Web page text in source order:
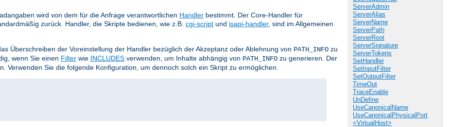
ServerAdmin
ServerAlias
ServerName
ServerPath
ServerRoot
ServerSignature
ServerTokens
SetHandler
SetInputFilter
SetOutputFilter
TimeOut
TraceEnable
UnDefine
UseCanonicalName
UseCanonicalPhysicalPort
<VirtualHost>
wird von dem für die Anfrage verantwortlichen Handler bestimmt. Der Core-Handler für
zurück. Handler, die Skripte bedienen, wie z.B. cgi-script und isapi-handler, sind im Allgemeinen
Überschreiben der Voreinstellung der Handler bezüglich der Akzeptanz oder Ablehnung von PATH_INFO zu
wenn Sie einen Filter wie INCLUDES verwenden, um Inhalte abhängig von PATH_INFO zu generieren. Der
Verwenden Sie die folgende Konfiguration, um dennoch solch ein Skript zu ermöglichen.